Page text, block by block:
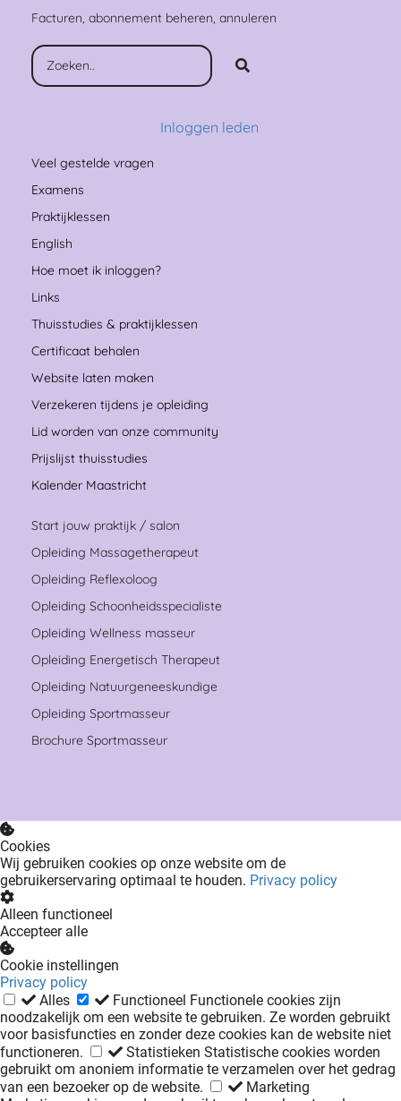
Facturen, abonnement beheren, annuleren
Inloggen leden
Veel gestelde vragen
Examens
Praktijklessen
English
Hoe moet ik inloggen?
Links
Thuisstudies & praktijklessen
Certificaat behalen
Website laten maken
Verzekeren tijdens je opleiding
Lid worden van onze community
Prijslijst thuisstudies
Kalender Maastricht
Start jouw praktijk / salon
Opleiding Massagetherapeut
Opleiding Reflexoloog
Opleiding Schoonheidsspecialiste
Opleiding Wellness masseur
Opleiding Energetisch Therapeut
Opleiding Natuurgeneeskundige
Opleiding Sportmasseur
Brochure Sportmasseur
Cookies
Wij gebruiken cookies op onze website om de
gebruikerservaring optimaal te houden. Privacy policy
Alleen functioneel
Accepteer alle
Cookie instellingen
Privacy policy
Alles
Functioneel Functionele cookies zijn
noodzakelijk om een website te gebruiken. Ze worden gebruikt
voor basisfuncties en zonder deze cookies kan de website niet
functioneren.
Statistieken Statistische cookies worden
gebruikt om anoniem informatie te verzamelen over het gedrag
van een bezoeker op de website.
Marketing